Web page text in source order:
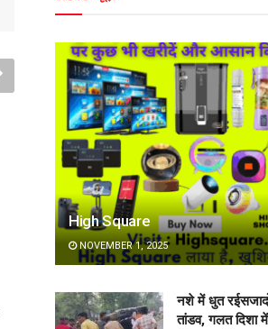
High Square
NOVEMBER 1, 2025
नशे में धुत
तांडव, गलत दिशा में